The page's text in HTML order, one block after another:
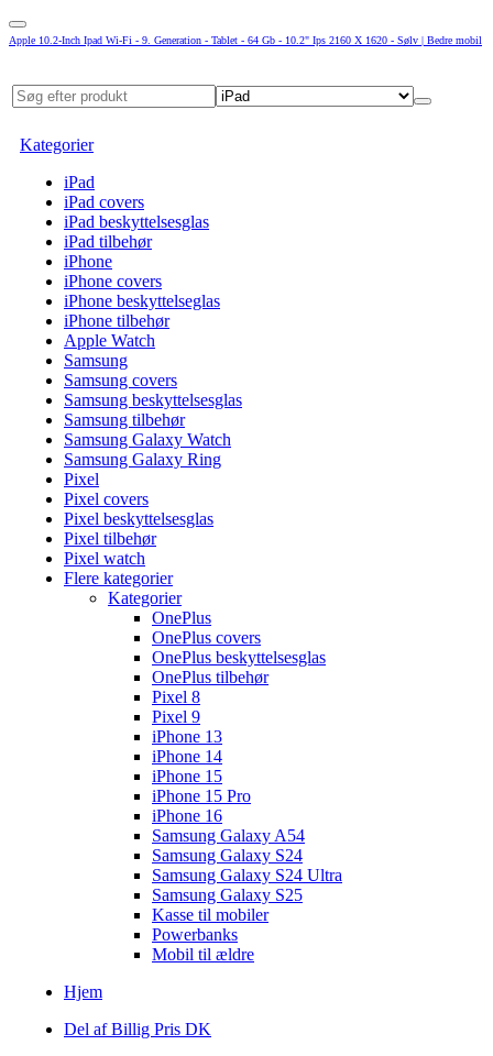
Apple 10.2-Inch Ipad Wi-Fi - 9. Generation - Tablet - 64 Gb - 10.2" Ips 2160 X 1620 - Sølv | Bedre mobil
Kategorier
iPad
iPad covers
iPad beskyttelsesglas
iPad tilbehør
iPhone
iPhone covers
iPhone beskyttelseglas
iPhone tilbehør
Apple Watch
Samsung
Samsung covers
Samsung beskyttelsesglas
Samsung tilbehør
Samsung Galaxy Watch
Samsung Galaxy Ring
Pixel
Pixel covers
Pixel beskyttelsesglas
Pixel tilbehør
Pixel watch
Flere kategorier
Kategorier
OnePlus
OnePlus covers
OnePlus beskyttelsesglas
OnePlus tilbehør
Pixel 8
Pixel 9
iPhone 13
iPhone 14
iPhone 15
iPhone 15 Pro
iPhone 16
Samsung Galaxy A54
Samsung Galaxy S24
Samsung Galaxy S24 Ultra
Samsung Galaxy S25
Kasse til mobiler
Powerbanks
Mobil til ældre
Hjem
Del af Billig Pris DK